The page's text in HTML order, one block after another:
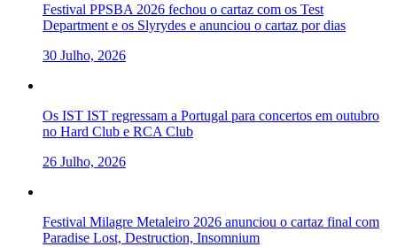
Festival PPSBA 2026 fechou o cartaz com os Test
Department e os Slyrydes e anunciou o cartaz por dias
30 Julho, 2026
Os IST IST regressam a Portugal para concertos em outubro
no Hard Club e RCA Club
26 Julho, 2026
Festival Milagre Metaleiro 2026 anunciou o cartaz final com
Paradise Lost, Destruction, Insomnium